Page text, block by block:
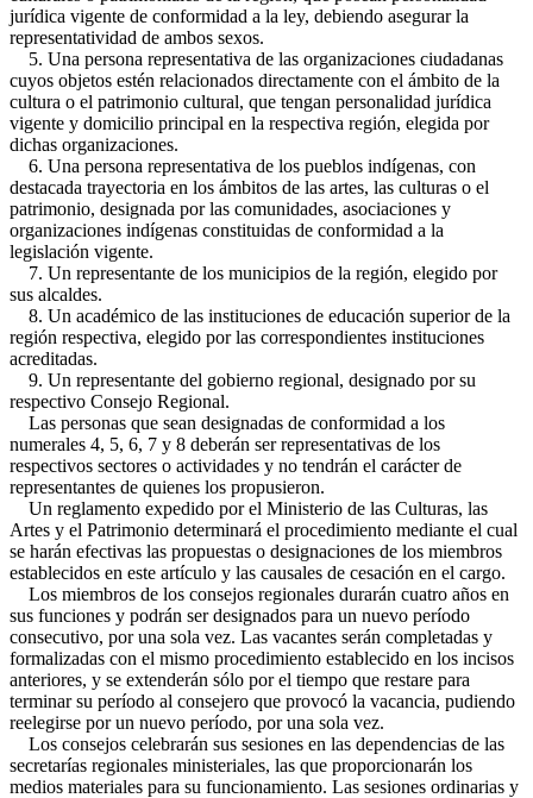
jurídica vigente de conformidad a la ley, debiendo asegurar la
representatividad de ambos sexos.
5. Una persona representativa de las organizaciones ciudadanas
cuyos objetos estén relacionados directamente con el ámbito de la
cultura o el patrimonio cultural, que tengan personalidad jurídica
vigente y domicilio principal en la respectiva región, elegida por
dichas organizaciones.
6. Una persona representativa de los pueblos indígenas, con
destacada trayectoria en los ámbitos de las artes, las culturas o el
patrimonio, designada por las comunidades, asociaciones y
organizaciones indígenas constituidas de conformidad a la
legislación vigente.
7. Un representante de los municipios de la región, elegido por
sus alcaldes.
8. Un académico de las instituciones de educación superior de la
región respectiva, elegido por las correspondientes instituciones
acreditadas.
9. Un representante del gobierno regional, designado por su
respectivo Consejo Regional.
Las personas que sean designadas de conformidad a los
numerales 4, 5, 6, 7 y 8 deberán ser representativas de los
respectivos sectores o actividades y no tendrán el carácter de
representantes de quienes los propusieron.
Un reglamento expedido por el Ministerio de las Culturas, las
Artes y el Patrimonio determinará el procedimiento mediante el cual
se harán efectivas las propuestas o designaciones de los miembros
establecidos en este artículo y las causales de cesación en el cargo.
Los miembros de los consejos regionales durarán cuatro años en
sus funciones y podrán ser designados para un nuevo período
consecutivo, por una sola vez. Las vacantes serán completadas y
formalizadas con el mismo procedimiento establecido en los incisos
anteriores, y se extenderán sólo por el tiempo que restare para
terminar su período al consejero que provocó la vacancia, pudiendo
reelegirse por un nuevo período, por una sola vez.
Los consejos celebrarán sus sesiones en las dependencias de las
secretarías regionales ministeriales, las que proporcionarán los
medios materiales para su funcionamiento. Las sesiones ordinarias y